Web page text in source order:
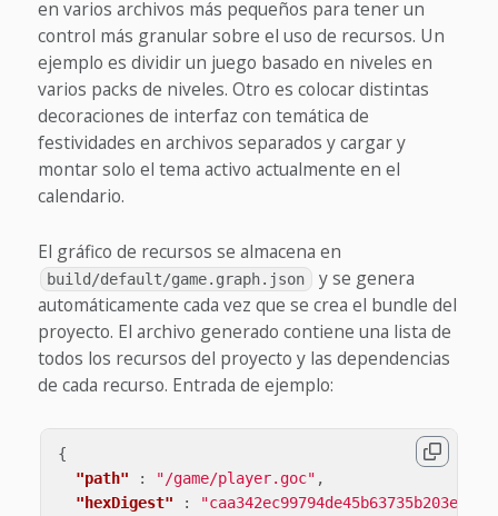
en varios archivos más pequeños para tener un
control más granular sobre el uso de recursos. Un
ejemplo es dividir un juego basado en niveles en
varios packs de niveles. Otro es colocar distintas
decoraciones de interfaz con temática de
festividades en archivos separados y cargar y
montar solo el tema activo actualmente en el
calendario.
El gráfico de recursos se almacena en
build/default/game.graph.json
y se genera
automáticamente cada vez que se crea el bundle del
proyecto. El archivo generado contiene una lista de
todos los recursos del proyecto y las dependencias
de cada recurso. Entrada de ejemplo:
{
"path"
: "/game/player.goc" ,
"hexDigest"
: